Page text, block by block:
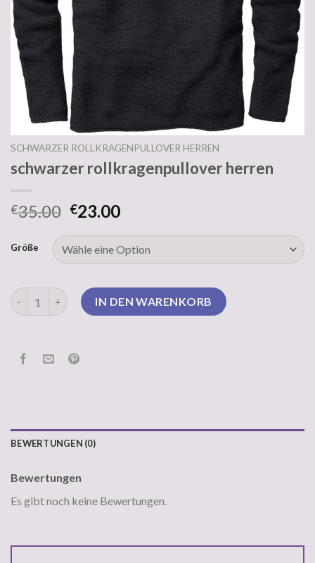
SCHWARZER ROLLKRAGENPULLOVER HERREN
schwarzer rollkragenpullover herren
€35.00 €23.00
Größe
schwarzer rollkragenpullover herren Menge
IN DEN WARENKORB
BEWERTUNGEN (0)
Bewertungen
Es gibt noch keine Bewertungen.